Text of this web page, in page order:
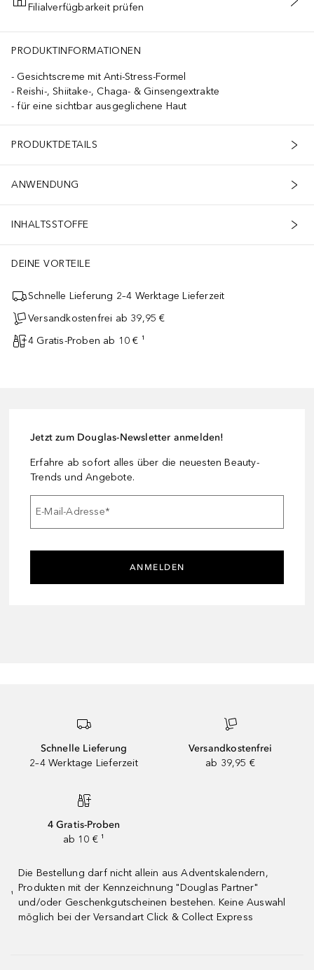
IN DEN WARENKORB
Filialverfügbarkeit prüfen
PRODUKTINFORMATIONEN
Gesichtscreme mit Anti-Stress-Formel
Reishi-, Shiitake-, Chaga- & Ginsengextrakte
für eine sichtbar ausgeglichene Haut
PRODUKTDETAILS
ANWENDUNG
INHALTSSTOFFE
DEINE VORTEILE
Schnelle Lieferung 2–4 Werktage Lieferzeit
Versandkostenfrei ab 39,95 €
4 Gratis-Proben ab 10 € ¹
Jetzt zum Douglas-Newsletter anmelden!
Erfahre ab sofort alles über die neuesten Beauty-
Trends und Angebote.
E-Mail-Adresse*
ANMELDEN
Schnelle Lieferung
2–4 Werktage Lieferzeit
Versandkostenfrei
ab 39,95 €
4 Gratis-Proben
ab 10 € ¹
¹
Die Bestellung darf nicht allein aus Adventskalendern,
Produkten mit der Kennzeichnung "Douglas Partner"
und/oder Geschenkgutscheinen bestehen. Keine Auswahl
möglich bei der Versandart Click & Collect Express